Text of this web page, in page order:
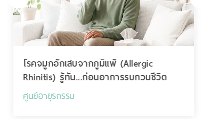
โรคหืด (Asthma) รู้จักให้ดี ดูแลให้ถูก ใช้
ชีวิตได้ปกติ
ศูนย์อายุรกรรม